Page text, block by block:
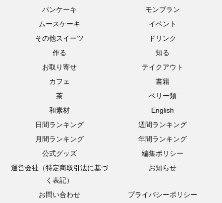
パンケーキ
モンブラン
ムースケーキ
イベント
その他スイーツ
ドリンク
作る
知る
お取り寄せ
テイクアウト
カフェ
書籍
茶
ベリー類
和素材
English
日間ランキング
週間ランキング
月間ランキング
年間ランキング
公式グッズ
編集ポリシー
運営会社（特定商取引法に基づ
く表記）
お知らせ
お問い合わせ プライバシーポリシー